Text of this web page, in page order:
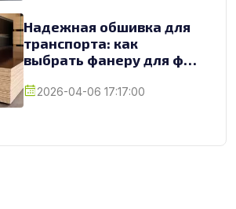
Надежная обшивка для
транспорта: как
выбрать фанеру для фур
2026-04-06 17:17:00